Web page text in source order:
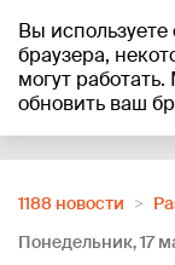
Вы
браузера,
могут
обновить ваш
+18
1188 новости
Понедельник, 17